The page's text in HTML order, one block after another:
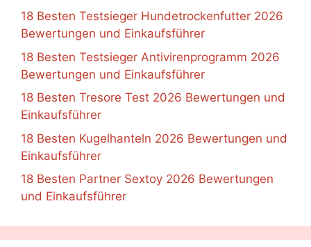
18 Besten Testsieger Hundetrockenfutter 2026
Bewertungen und Einkaufsführer
18 Besten Testsieger Antivirenprogramm 2026
Bewertungen und Einkaufsführer
18 Besten Tresore Test 2026 Bewertungen und
Einkaufsführer
18 Besten Kugelhanteln 2026 Bewertungen und
Einkaufsführer
18 Besten Partner Sextoy 2026 Bewertungen
und Einkaufsführer